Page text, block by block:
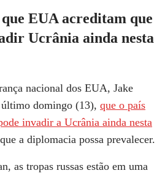
EUA acreditam que
Ucrânia ainda nesta
nacional dos EUA, Jake
domingo (13), que o país
invadir a Ucrânia ainda nesta
a diplomacia possa prevalecer.
as tropas russas estão em uma